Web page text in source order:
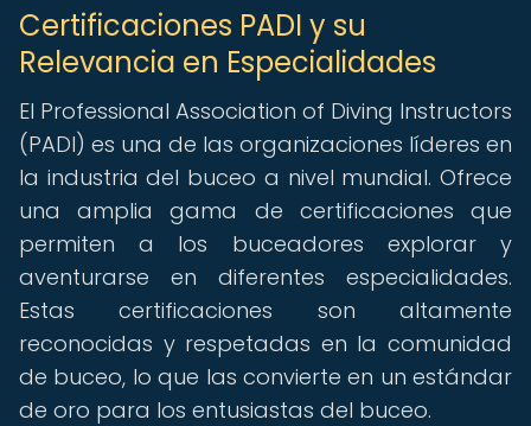
Certificaciones PADI y su
Relevancia en Especialidades
El Professional Association of Diving Instructors
(PADI) es una de las organizaciones líderes en
la industria del buceo a nivel mundial. Ofrece
una amplia gama de certificaciones que
permiten a los buceadores explorar y
aventurarse en diferentes especialidades.
Estas certificaciones son altamente
reconocidas y respetadas en la comunidad
de buceo, lo que las convierte en un estándar
de oro para los entusiastas del buceo.